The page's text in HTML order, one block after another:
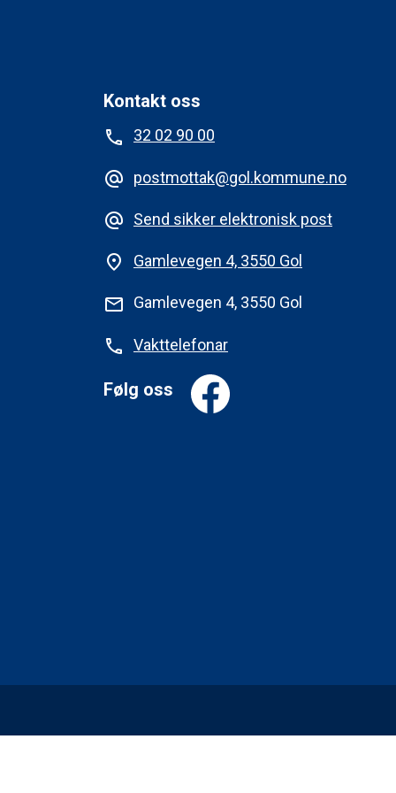
Kontakt oss
phone
32 02 90 00
alternate_email postmottak@gol.kommune.no
alternate_email Send sikker elektronisk post
place Gamlevegen 4, 3550 Gol
mail Gamlevegen 4, 3550 Gol
phone Vakttelefonar
Følg oss